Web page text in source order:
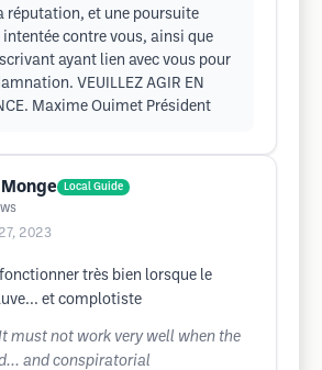
réputation, et une poursuite
contre vous, ainsi que
ayant lien avec vous pour
VEUILLEZ AGIR EN
Maxime Ouimet Président
Local Guide
2023
très bien lorsque le
et complotiste
must not work very well when the
and conspiratorial